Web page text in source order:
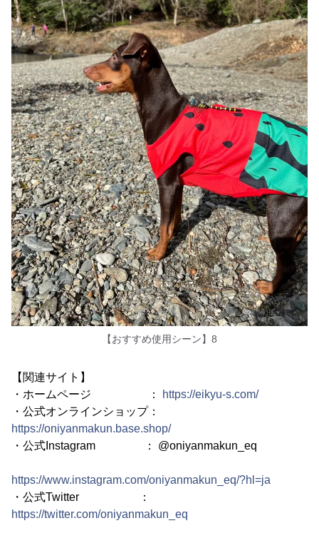
【おすすめ使用シーン】8
【関連サイト】
・ホームページ ：
https://eikyu-s.com/
・公式オンラインショップ：
https://oniyanmakun.base.shop/
・公式Instagram ： @oniyanmakun_eq
https://www.instagram.com/oniyanmakun_eq/?hl=ja
・公式Twitter ：
https://twitter.com/oniyanmakun_eq